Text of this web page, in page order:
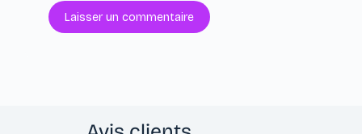
Laisser un commentaire